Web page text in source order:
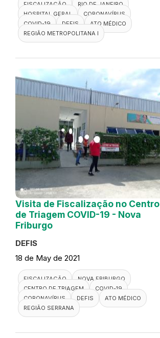
FISCALIZAÇÃO
RIO DE JANEIRO
HOSPITAL GERAL
CORONAVÍRUS
COVID-19
DEFIS
ATO MÉDICO
REGIÃO METROPOLITANA I
Visita de Fiscalização no Centro
de Triagem COVID-19 - Nova
Friburgo
DEFIS
18 de May de 2021
FISCALIZAÇÃO
NOVA FRIBURGO
CENTRO DE TRIAGEM
COVID-19
CORONAVÍRUS
DEFIS
ATO MÉDICO
REGIÃO SERRANA